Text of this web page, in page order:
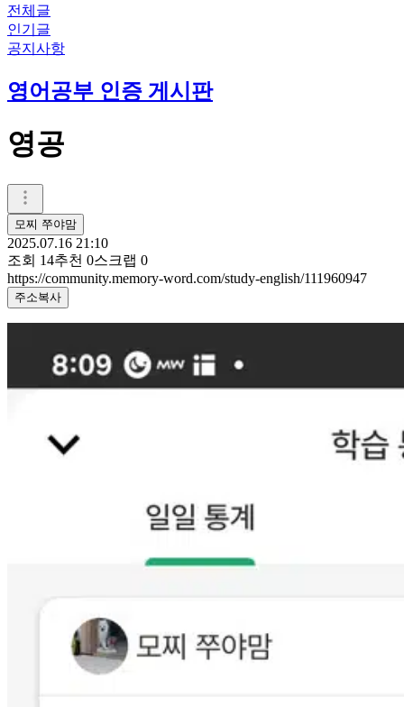
전체글
인기글
공지사항
영어공부 인증 게시판
영공
모찌 쭈야맘
2025.07.16 21:10
조회 14추천 0스크랩 0
https://community.memory-word.com/study-english/111960947
주소복사